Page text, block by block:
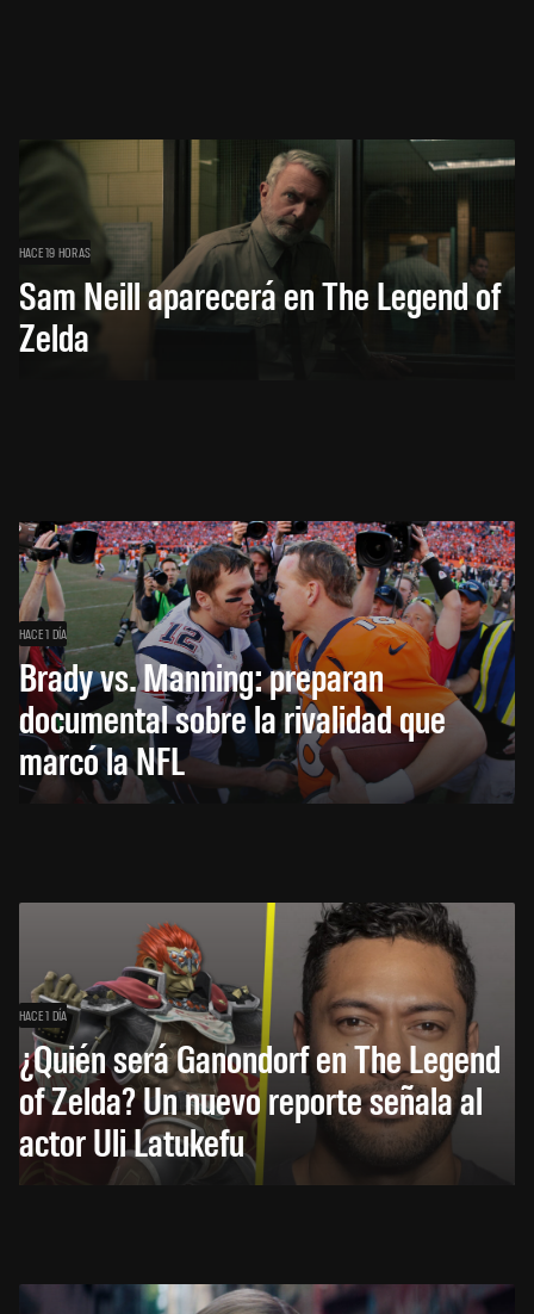
HACE 19 HORAS
Sam Neill aparecerá en The Legend of
Zelda
HACE 1 DÍA
Brady vs. Manning: preparan
documental sobre la rivalidad que
marcó la NFL
HACE 1 DÍA
¿Quién será Ganondorf en The Legend
of Zelda? Un nuevo reporte señala al
actor Uli Latukefu